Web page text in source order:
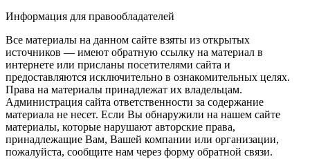
Информация для правообладателей
Все материалы на данном сайте взяты из открытых
источников — имеют обратную ссылку на материал в
интернете или присланы посетителями сайта и
предоставляются исключительно в ознакомительных целях.
Права на материалы принадлежат их владельцам.
Администрация сайта ответственности за содержание
материала не несет. Если Вы обнаружили на нашем сайте
материалы, которые нарушают авторские права,
принадлежащие Вам, Вашей компании или организации,
пожалуйста, сообщите нам через форму обратной связи.